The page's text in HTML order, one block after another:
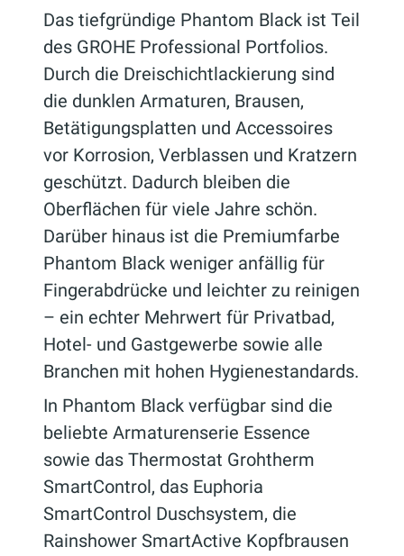
Das tiefgründige Phantom Black ist Teil
des GROHE Professional Portfolios.
Durch die Dreischichtlackierung sind
die dunklen Armaturen, Brausen,
Betätigungsplatten und Accessoires
vor Korrosion, Verblassen und Kratzern
geschützt. Dadurch bleiben die
Oberflächen für viele Jahre schön.
Darüber hinaus ist die Premiumfarbe
Phantom Black weniger anfällig für
Fingerabdrücke und leichter zu reinigen
– ein echter Mehrwert für Privatbad,
Hotel- und Gastgewerbe sowie alle
Branchen mit hohen Hygienestandards.
In Phantom Black verfügbar sind die
beliebte Armaturenserie Essence
sowie das Thermostat Grohtherm
SmartControl, das Euphoria
SmartControl Duschsystem, die
Rainshower SmartActive Kopfbrausen